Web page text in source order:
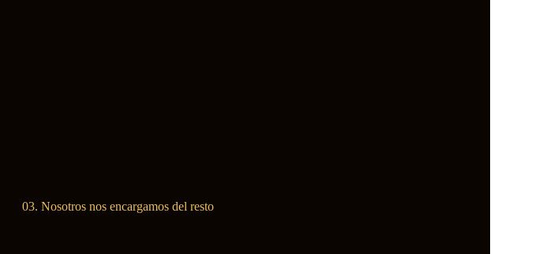
03. Nosotros nos encargamos del resto